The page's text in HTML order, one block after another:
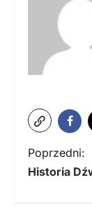
N
a
Poprzedni:
Historia